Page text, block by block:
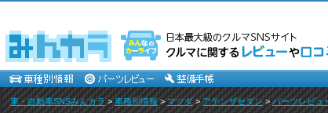
車・自動車SNSみんカラ>車種別情報>マツダ>アテンザセダン>パーツレビュ